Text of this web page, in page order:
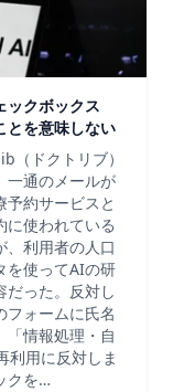
ックボックス
とを意味しない
（ドクトリブ）
一通のメールが
予約サービスと
に使われている
、利用者の人口
を使ってAIの研
だった。反対し
フォームに氏名
「情報処理・自
利用に反対しま
クを…